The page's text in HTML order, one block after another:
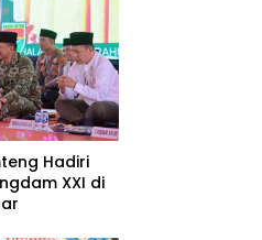
Hadiri
XXI di